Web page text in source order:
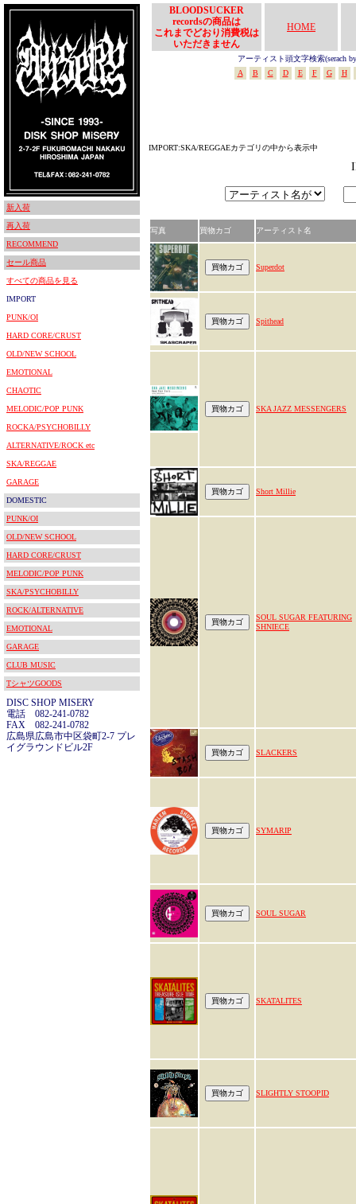
新入荷
再入荷
RECOMMEND
セール商品
すべての商品を見る
IMPORT
PUNK/OI
HARD CORE/CRUST
OLD/NEW SCHOOL
EMOTIONAL
CHAOTIC
MELODIC/POP PUNK
ROCKA/PSYCHOBILLY
ALTERNATIVE/ROCK etc
SKA/REGGAE
GARAGE
DOMESTIC
PUNK/OI
OLD/NEW SCHOOL
HARD CORE/CRUST
MELODIC/POP PUNK
SKA/PSYCHOBILLY
ROCK/ALTERNATIVE
EMOTIONAL
GARAGE
CLUB MUSIC
TシャツGOODS
DISC SHOP MISERY
電話 082-241-0782
FAX 082-241-0782
広島県広島市中区袋町2-7 プレ
イグラウンドビル2F
BLOODSUCKER
recordsの商品は
これまでどおり消費税は
いただきません
HOME
アーティスト頭文字検索(serach
A
B C D E F G H
IMPORT:SKA/REGGAEカテゴリの中から表示中
写真 買物カゴ アーティスト名
Superdot
Spithead
SKA JAZZ MESSENGERS
Short Millie
SOUL SUGAR FEATURING
SHNIECE
SLACKERS
SYMARIP
SOUL SUGAR
SKATALITES
SLIGHTLY STOOPID